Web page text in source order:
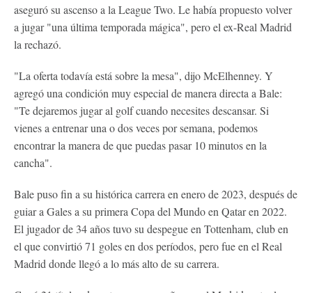
aseguró su ascenso a la League Two. Le había propuesto volver
a jugar "una última temporada mágica", pero el ex-Real Madrid
la rechazó.
"La oferta todavía está sobre la mesa", dijo McElhenney. Y
agregó una condición muy especial de manera directa a Bale:
"Te dejaremos jugar al golf cuando necesites descansar. Si
vienes a entrenar una o dos veces por semana, podemos
encontrar la manera de que puedas pasar 10 minutos en la
cancha".
Bale puso fin a su histórica carrera en enero de 2023, después de
guiar a Gales a su primera Copa del Mundo en Qatar en 2022.
El jugador de 34 años tuvo su despegue en Tottenham, club en
el que convirtió 71 goles en dos períodos, pero fue en el Real
Madrid donde llegó a lo más alto de su carrera.